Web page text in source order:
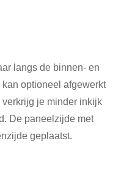
langs de binnen- en
optioneel afgewerkt
je minder inkijk
De paneelzijde met
geplaatst.